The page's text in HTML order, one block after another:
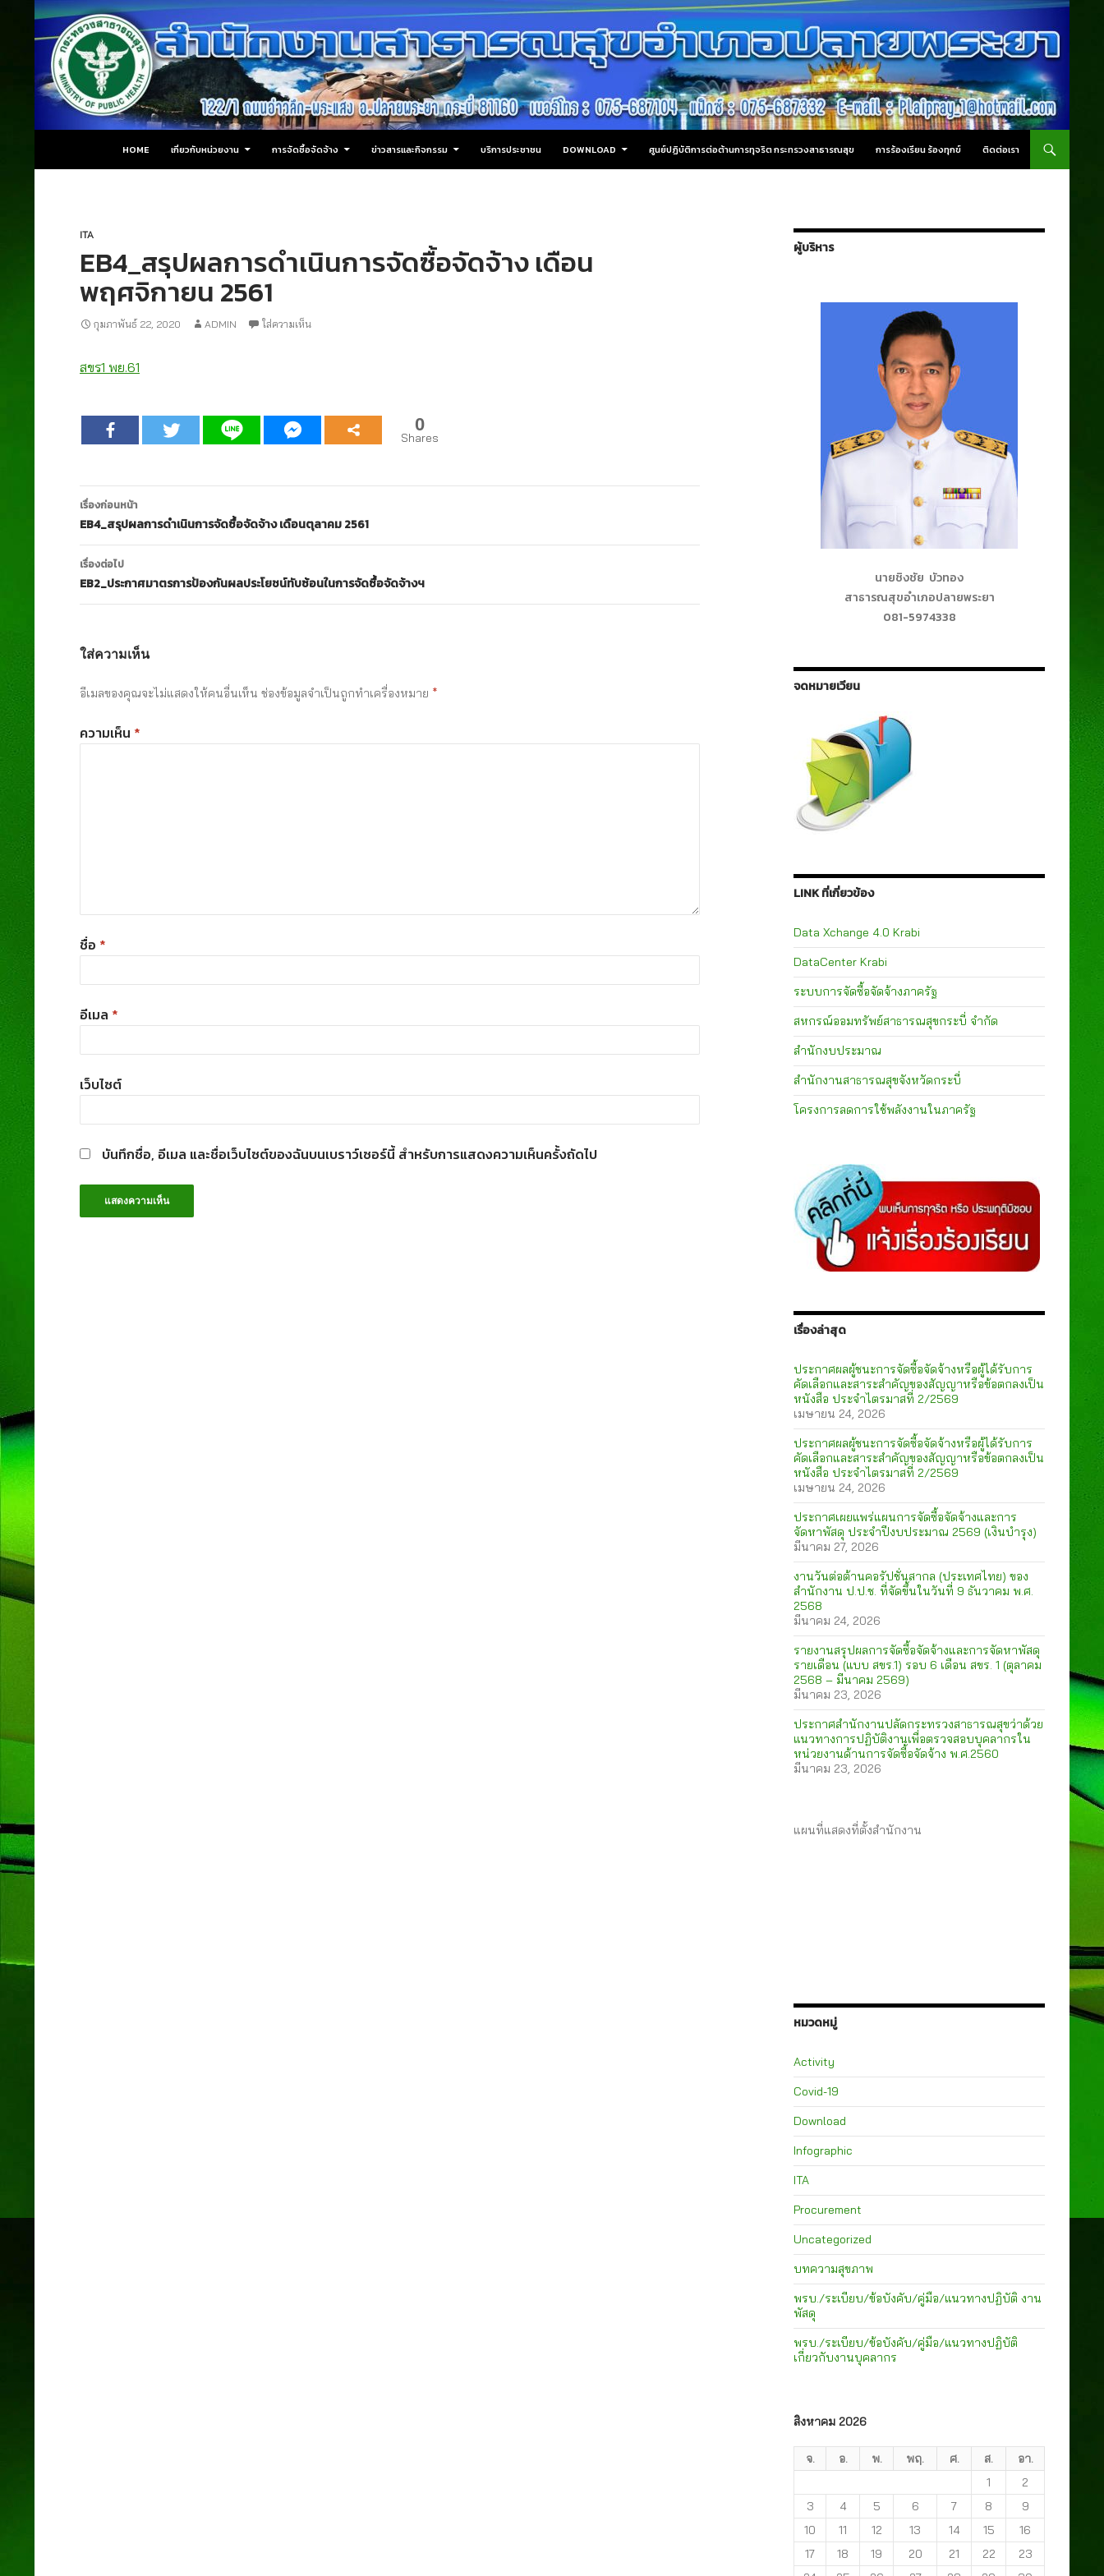
สำนักงานสาธารณสุขอำเภอปลายพระยา
HOME
เกี่ยวกับหน่วยงาน การจัดซื้อจัดจ้าง ข่าวสารและกิจกรรม บริการประชาชน DOWNLOAD ศูนย์ปฏิบัติการต่อต้านการทุจริต กระทรวงสาธารณสุข การร้องเรียน ร้องทุกข์ ติดต่อเรา
ITA
EB4_สรุปผลการดำเนินการจัดซื้อจัดจ้าง เดือน
พฤศจิกายน 2561
กุมภาพันธ์ 22, 2020 ADMIN ใส่ความเห็น
สขร1 พย.61
0
Shares
เมนู
นำทาง
เรื่อง
เรื่องก่อนหน้า
EB4_สรุปผลการดำเนินการจัดซื้อจัดจ้าง เดือนตุลาคม 2561
เรื่องต่อไป
EB2_ประกาศมาตรการป้องกันผลประโยชน์ทับซ้อนในการจัดซื้อจัดจ้างฯ
ใส่ความเห็น
อีเมลของคุณจะไม่แสดงให้คนอื่นเห็น ช่องข้อมูลจำเป็นถูกทำเครื่องหมาย *
ความเห็น *
ชื่อ *
อีเมล *
เว็บไซต์
บันทึกชื่อ, อีเมล และชื่อเว็บไซต์ของฉันบนเบราว์เซอร์นี้ สำหรับการแสดงความเห็นครั้งถัดไป
ผู้บริหาร
นายชิงชัย บัวทอง
สาธารณสุขอำเภอปลายพระยา
081-5974338
จดหมายเวียน
LINK ที่เกี่ยวข้อง
Data Xchange 4.0 Krabi
DataCenter Krabi
ระบบการจัดซื้อจัดจ้างภาครัฐ
สหกรณ์ออมทรัพย์สาธารณสุขกระบี่ จำกัด
สำนักงบประมาณ
สำนักงานสาธารณสุขจังหวัดกระบี่
โครงการลดการใช้พลังงานในภาครัฐ
เรื่องล่าสุด
ประกาศผลผู้ชนะการจัดซื้อจัดจ้างหรือผู้ได้รับการ
คัดเลือกและสาระสำคัญของสัญญาหรือข้อตกลงเป็น
หนังสือ ประจำไตรมาสที่ 2/2569
เมษายน 24, 2026
ประกาศผลผู้ชนะการจัดซื้อจัดจ้างหรือผู้ได้รับการ
คัดเลือกและสาระสำคัญของสัญญาหรือข้อตกลงเป็น
หนังสือ ประจำไตรมาสที่ 2/2569
เมษายน 24, 2026
ประกาศเผยแพร่แผนการจัดซื้อจัดจ้างและการ
จัดหาพัสดุ ประจำปีงบประมาณ 2569 (เงินบำรุง)
มีนาคม 27, 2026
งานวันต่อต้านคอรัปชั่นสากล (ประเทศไทย) ของ
สำนักงาน ป.ป.ช. ที่จัดขึ้นในวันที่ 9 ธันวาคม พ.ศ.
2568
มีนาคม 24, 2026
รายงานสรุปผลการจัดซื้อจัดจ้างและการจัดหาพัสดุ
รายเดือน (แบบ สขร.1) รอบ 6 เดือน สขร. 1 (ตุลาคม
2568 – มีนาคม 2569)
มีนาคม 23, 2026
ประกาศสำนักงานปลัดกระทรวงสาธารณสุขว่าด้วย
แนวทางการปฏิบัติงานเพื่อตรวจสอบบุคลากรใน
หน่วยงานด้านการจัดซื้อจัดจ้าง พ.ศ.2560
มีนาคม 23, 2026
แผนที่แสดงที่ตั้งสำนักงาน
หมวดหมู่
Activity
Covid-19
Download
Infographic
ITA
Procurement
Uncategorized
บทความสุขภาพ
พรบ./ระเบียบ/ข้อบังคับ/คู่มือ/แนวทางปฏิบัติ งาน
พัสดุ
พรบ./ระเบียบ/ข้อบังคับ/คู่มือ/แนวทางปฏิบัติ
เกี่ยวกับงานบุคลากร
สิงหาคม 2026
จ. อ. พ. พฤ. ศ. ส.
อา.
1
2
3
4 5 6 7 8
9
10
11 12 13 14 15
16
17
18 19 20 21 22
23